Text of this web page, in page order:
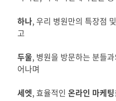
하나, 우리 병원만의 특장점 및
고
두울, 병원을 방문하는 분들과
어나며
세엣, 효율적인 온라인 마케팅